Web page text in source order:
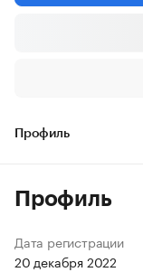
Профиль
Профиль
Дата регистрации
20 декабря 2022